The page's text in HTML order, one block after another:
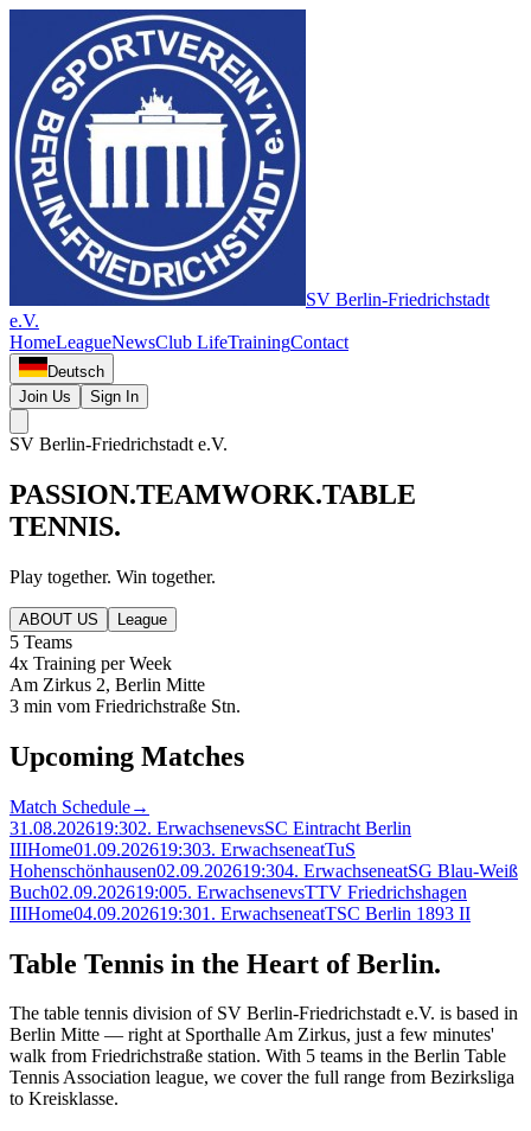
SV Berlin-Friedrichstadt
e.V.
HomeLeagueNewsClub LifeTrainingContact
Deutsch
Join Us
Sign In
SV Berlin-Friedrichstadt e.V.
PASSION.TEAMWORK.TABLE
TENNIS.
Play together. Win together.
ABOUT US League
5 Teams
4x Training per Week
Am Zirkus 2, Berlin Mitte
3 min vom Friedrichstraße Stn.
Upcoming Matches
Match Schedule→
31.08.202619:302. ErwachsenevsSC Eintracht Berlin
IIIHome01.09.202619:303. ErwachseneatTuS
Hohenschönhausen02.09.202619:304. ErwachseneatSG Blau-Weiß
Buch02.09.202619:005. ErwachsenevsTTV Friedrichshagen
IIIHome04.09.202619:301. ErwachseneatTSC Berlin 1893 II
Table Tennis in the Heart of Berlin.
The table tennis division of SV Berlin-Friedrichstadt e.V. is based in
Berlin Mitte — right at Sporthalle Am Zirkus, just a few minutes'
walk from Friedrichstraße station. With 5 teams in the Berlin Table
Tennis Association league, we cover the full range from Bezirksliga
to Kreisklasse.